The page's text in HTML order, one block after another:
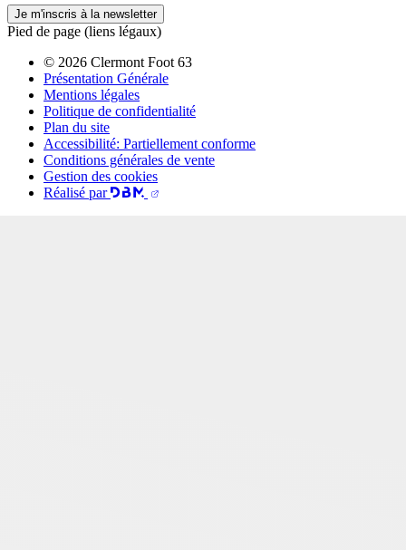
Je m'inscris à la newsletter
Pied de page (liens légaux)
© 2026 Clermont Foot 63
Présentation Générale
Mentions légales
Politique de confidentialité
Plan du site
Accessibilité: Partiellement conforme
Conditions générales de vente
Gestion des cookies
Réalisé par